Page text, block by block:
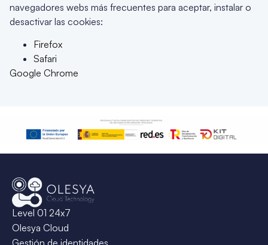
navegadores webs más frecuentes para aceptar, instalar o
desactivar las cookies:
Firefox
Safari
Google Chrome
Level 01 24x7
Olesya Cloud